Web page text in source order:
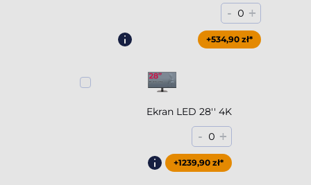
- 0 +
+854,90 zł*
+534,90 zł*
Ekran LED 28'' 4K
- 0 +
+1239,90 zł*